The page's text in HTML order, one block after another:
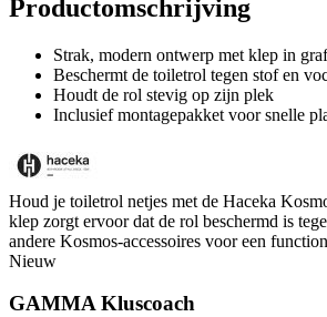
Productomschrijving
Strak, modern ontwerp met klep in
Beschermt de toiletrol tegen stof en
Houdt de rol stevig op zijn plek
Inclusief montagepakket voor snelle
Houd je toiletrol netjes met de Haceka
klep zorgt ervoor dat de rol beschermd is
andere Kosmos-accessoires voor een
Nieuw
GAMMA Kluscoach